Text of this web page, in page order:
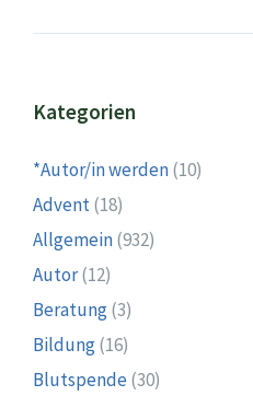
Kategorien
*Autor/in werden(10)
Advent(18)
Allgemein(932)
Autor(12)
Beratung(3)
Bildung(16)
Blutspende (30)